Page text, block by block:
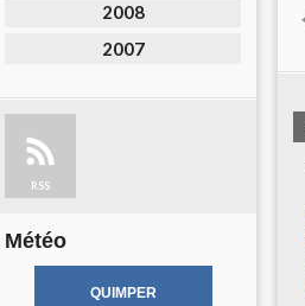
2008
2007
RSS
Météo